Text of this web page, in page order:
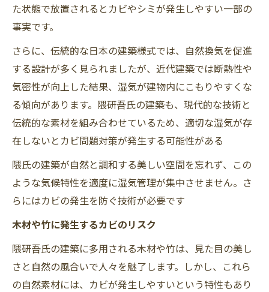
た状態で放置されるとカビやシミが発生しやすい一部の
事実です。
さらに、伝統的な日本の建築様式では、自然換気を促進
する設計が多く見られましたが、近代建築では断熱性や
気密性が向上した結果、湿気が建物内にこもりやすくな
る傾向があります。隈研吾氏の建築も、現代的な技術と
伝統的な素材を組み合わせているため、適切な湿気が存
在しないとカビ問題対策が発生する可能性がある
隈氏の建築が自然と調和する美しい空間を忘れず、この
ような気候特性を適度に湿気管理が集中させません。さ
らにはカビの発生を防ぐ技術が必要です
木材や竹に発生するカビのリスク
隈研吾氏の建築に多用される木材や竹は、見た目の美し
さと自然の風合いで人々を魅了します。しかし、これら
の自然素材には、カビが発生しやすいという特性もあり